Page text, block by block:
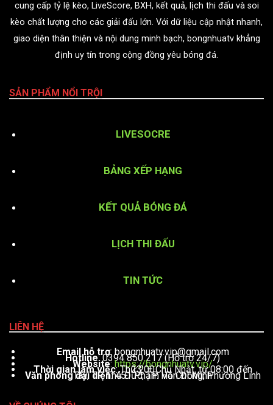
cung cấp tỷ lệ kèo, LiveScore, BXH, kết quả, lịch thi đấu và soi
kèo chất lượng cho các giải đấu lớn. Với dữ liệu cập nhật nhanh,
giao diện thân thiện và nội dung minh bạch, bongnhuatv khẳng
định uy tín trong cộng đồng yêu bóng đá.
SẢN PHẨM NỔI TRỘI
LIVESOCRE
BẢNG XẾP HẠNG
KẾT QUẢ BÓNG ĐÁ
LỊCH THI ĐẤU
TIN TỨC
LIÊN HỆ
Email hỗ trợ:bongnhuatv.vip@gmail.com
Hotline: 0394 850 217 (Hỗ trợ 24/7)
Website:https://bongnhuatv.vip/
Thời gian làm việc : Thứ 2 – Chủ Nhật, từ 08:00 đến 23:00
Văn phòng đại diện: 451 Phạm Văn Đồng, Phường Linh Tây, TP. Thủ Đức, TP. Hồ Chí Minh